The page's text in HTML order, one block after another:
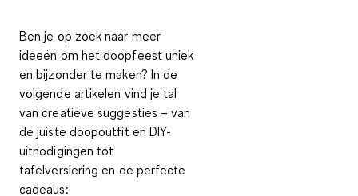
Ben je op zoek naar meer
ideeën om het doopfeest uniek
en bijzonder te maken? In de
volgende artikelen vind je tal
van creatieve suggesties – van
de juiste doopoutfit en DIY-
uitnodigingen tot
tafelversiering en de perfecte
cadeaus: